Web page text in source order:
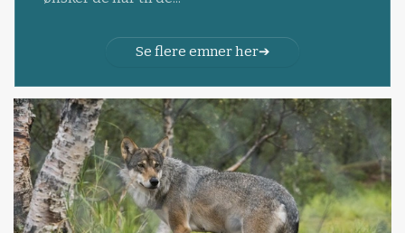
Se flere emner her